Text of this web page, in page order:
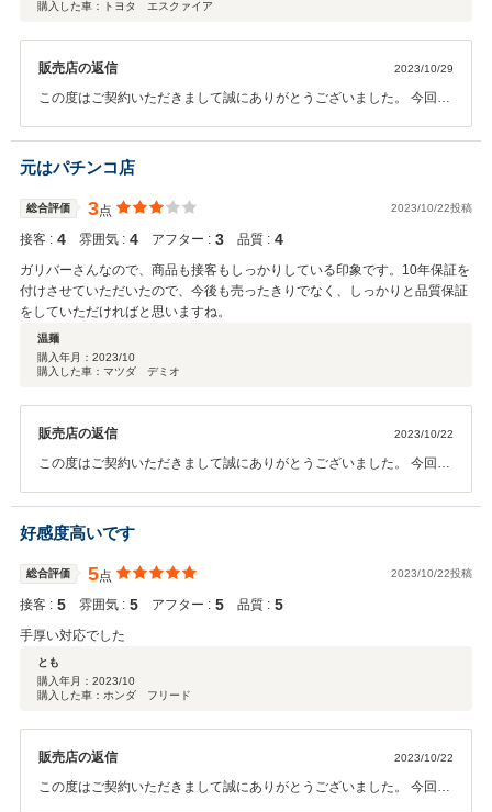
購入した車：トヨタ エスクァイア
販売店の返信 2023/10/29
この度はご契約いただきまして誠にありがとうございました。 今回は
ます。 何かお困りの際はぜひお気軽にお立ち寄りください。 今後と
も、どうぞ宜しくお願い致します。
元はパチンコ店
総合評価 3点 2023/10/22投稿
接客 : 4 雰囲気 : 4 アフター : 3 品質 : 4
ガリバーさんなので、商品も接客もしっかりしている印象です。10年保証を
付けさせていただいたので、今後も売ったきりでなく、しっかりと品質保証
をしていただければと思いますね。
温麺
購入年月： 2023/10
購入した車：マツダ デミオ
販売店の返信 2023/10/22
この度はご契約いただきまして誠にありがとうございました。 今回は
ます。 何かお困りの際はぜひお気軽にお立ち寄りください。 今後と
も、どうぞ宜しくお願い致します。
好感度高いです
総合評価 5点 2023/10/22投稿
接客 : 5 雰囲気 : 5 アフター : 5 品質 : 5
手厚い対応でした
とも
購入年月： 2023/10
購入した車：ホンダ フリード
販売店の返信 2023/10/22
この度はご契約いただきまして誠にありがとうございました。 今回は